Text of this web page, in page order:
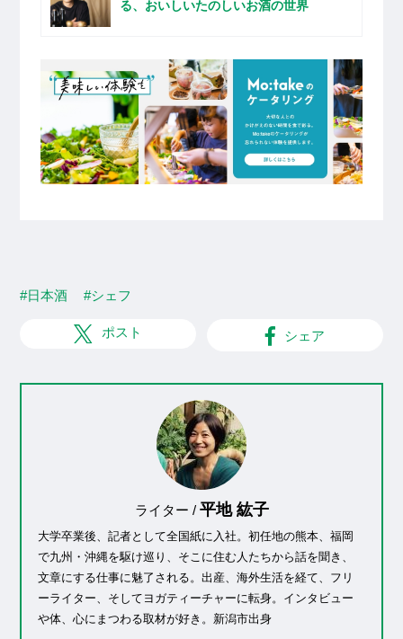
る、おいしいたのしいお酒の世界
#日本酒 #シェフ
ポスト シェア
ライター / 平地 紘子
大学卒業後、記者として全国紙に入社。初任地の熊本、福岡
で九州・沖縄を駆け巡り、そこに住む人たちから話を聞き、
文章にする仕事に魅了される。出産、海外生活を経て、フリ
ーライター、そしてヨガティーチャーに転身。インタビュー
や体、心にまつわる取材が好き。新潟市出身